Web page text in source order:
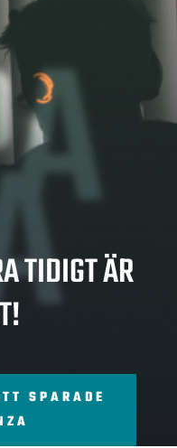
TIDIGT ÄR
SPARADE